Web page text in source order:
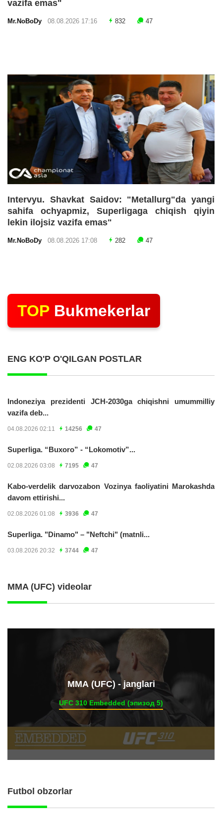
vazifa emas"
Mr.NoBoDy 08.08.2026 17:16 832 47
Intervyu. Shavkat Saidov: "Metallurg"da yangi
sahifa ochyapmiz, Superligaga chiqish qiyin
lekin ilojsiz vazifa emas"
Mr.NoBoDy 08.08.2026 17:08 282 47
TOP Bukmekerlar
ENG KO'P O'QILGAN POSTLAR
Indoneziya prezidenti JCH-2030ga chiqishni umummilliy
vazifa deb...
04.08.2026 02:11 14256 47
Superliga. “Buxoro” - “Lokomotiv”...
02.08.2026 03:08 7195 47
Kabo-verdelik darvozabon Vozinya faoliyatini Marokashda
davom ettirishi...
02.08.2026 01:08 3936 47
Superliga. "Dinamo" – "Neftchi" (matnli...
03.08.2026 20:32 3744 47
MMA (UFC) videolar
ММА (UFC) - janglari
UFC 310 Embedded (эпизод 5)
Futbol obzorlar